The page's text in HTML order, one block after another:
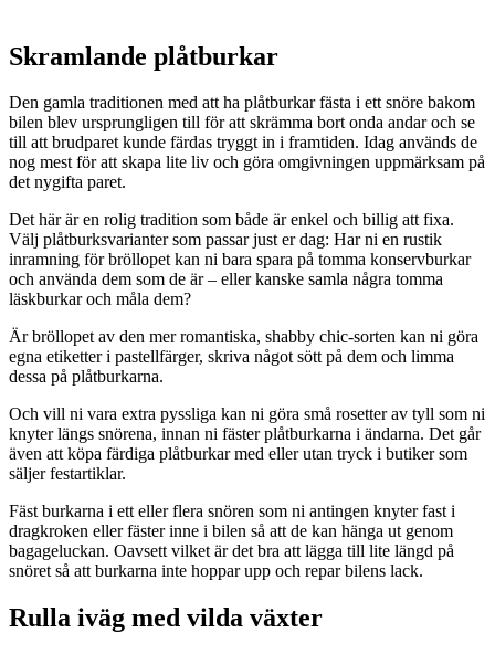
Skramlande plåtburkar
Den gamla traditionen med att ha plåtburkar fästa i ett snöre bakom
bilen blev ursprungligen till för att skrämma bort onda andar och se
till att brudparet kunde färdas tryggt in i framtiden. Idag används de
nog mest för att skapa lite liv och göra omgivningen uppmärksam på
det nygifta paret.
Det här är en rolig tradition som både är enkel och billig att fixa.
Välj plåtburksvarianter som passar just er dag: Har ni en rustik
inramning för bröllopet kan ni bara spara på tomma konservburkar
och använda dem som de är – eller kanske samla några tomma
läskburkar och måla dem?
Är bröllopet av den mer romantiska, shabby chic-sorten kan ni göra
egna etiketter i pastellfärger, skriva något sött på dem och limma
dessa på plåtburkarna.
Och vill ni vara extra pyssliga kan ni göra små rosetter av tyll som ni
knyter längs snörena, innan ni fäster plåtburkarna i ändarna. Det går
även att köpa färdiga plåtburkar med eller utan tryck i butiker som
säljer festartiklar.
Fäst burkarna i ett eller flera snören som ni antingen knyter fast i
dragkroken eller fäster inne i bilen så att de kan hänga ut genom
bagageluckan. Oavsett vilket är det bra att lägga till lite längd på
snöret så att burkarna inte hoppar upp och repar bilens lack.
Rulla iväg med vilda växter